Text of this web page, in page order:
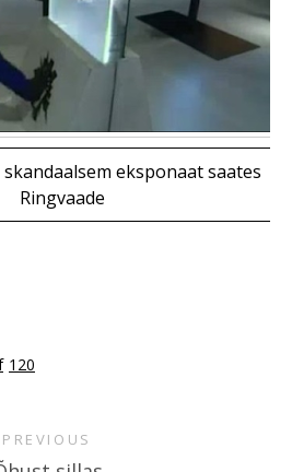
eksponaat saates
Ringvaade
120
PREVIOUS